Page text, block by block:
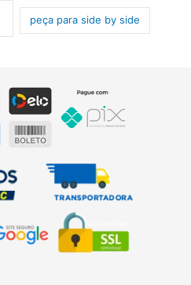
peça para side by side